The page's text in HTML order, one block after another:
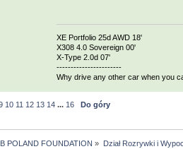
XE Portfolio 25d AWD 18'
X308 4.0 Sovereign 00'
X-Type 2.0d 07'
-----------------------
Why drive any other car when you
10 11 12 13 14 ... 16 Do góry
POLAND FOUNDATION » Dział Rozrywki i